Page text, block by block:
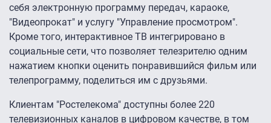
себя электронную программу передач, караоке,
"Видеопрокат" и услугу "Управление просмотром".
Кроме того, интерактивное ТВ интегрировано в
социальные сети, что позволяет телезрителю одним
нажатием кнопки оценить понравившийся фильм или
телепрограмму, поделиться им с друзьями.
Клиентам "Ростелекома" доступны более 220
телевизионных каналов в цифровом качестве, в том